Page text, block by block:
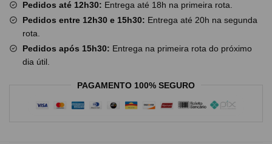
Pedidos até 12h30: Entrega até 18h na primeira rota.
Pedidos entre 12h30 e 15h30: Entrega até 20h na segunda
rota.
Pedidos após 15h30: Entrega na primeira rota do próximo
dia útil.
PAGAMENTO 100% SEGURO